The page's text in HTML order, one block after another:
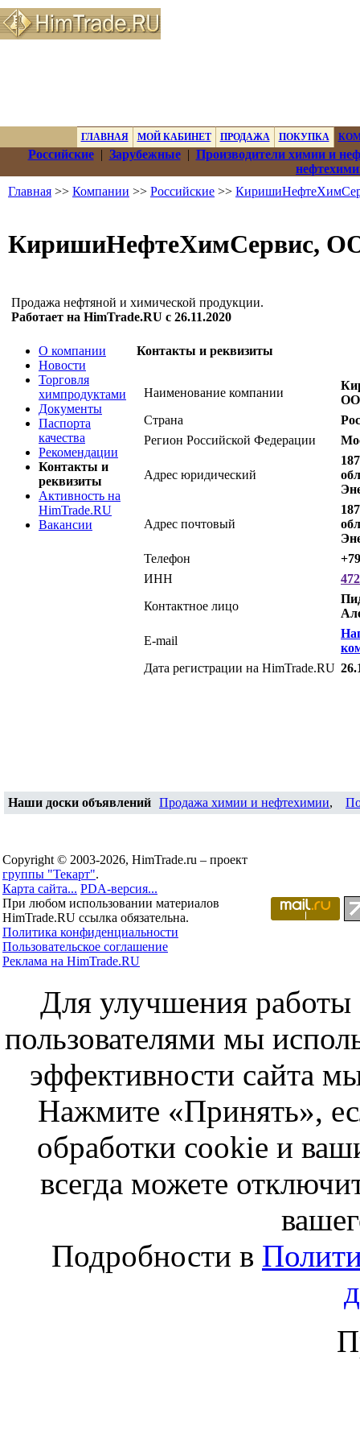
ГЛАВНАЯ МОЙ КАБИНЕТ ПРОДАЖА ПОКУПКА
Российские| Зарубежные| Производители химии и
Главная >> Компании >> Российские >>
КиришиНефтеХимСервис,
Продажа нефтяной и химической продукции.
Работает на HimTrade.RU с 26.11.2020
О компании
Новости
Торговля
химпродуктами
Документы
Паспорта
качества
Рекомендации
Контакты и
реквизиты
Активность на
HimTrade.RU
Вакансии
Контакты и реквизиты
Наименование компании
Страна
Регион Российской Федерации
Адрес юридический
Адрес почтовый
Телефон
ИНН
Контактное лицо
E-mail
Дата регистрации на HimTrade.RU
Наши доски объявлений Продажа химии и нефтехимии,
Copyright © 2003-2026, HimTrade.ru – проект
группы "Текарт".
Карта сайта... PDA-версия...
При любом использовании материалов
HimTrade.RU ссылка обязательна.
Политика конфиденциальности
Пользовательское соглашение
Реклама на HimTrade.RU
Для улучшения работы
пользователями мы
эффективности сайта
Нажмите «Принять»,
обработки cookie и
всегда можете
Подробности в